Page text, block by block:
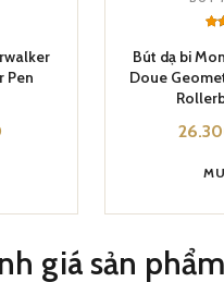
sang trọng. Đây là món
Pen
Bút dạ bi
Doue
giá sản phẩm